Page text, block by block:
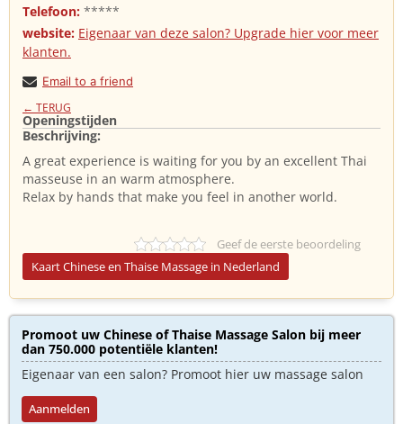
Telefoon: *****
website: Eigenaar van deze salon? Upgrade hier voor meer
klanten.
Email to a friend
← TERUG
Openingstijden
Beschrijving:
A great experience is waiting for you by an excellent Thai
masseuse in an warm atmosphere.
Relax by hands that make you feel in another world.
Geef de eerste beoordeling
Kaart Chinese en Thaise Massage in Nederland
Promoot uw Chinese of Thaise Massage Salon bij meer
dan 750.000 potentiële klanten!
Eigenaar van een salon? Promoot hier uw massage salon
Aanmelden